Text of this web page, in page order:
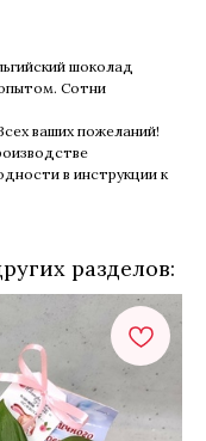
шоколад
Сотни
ваших пожеланий!
в инструкции к
разделов: